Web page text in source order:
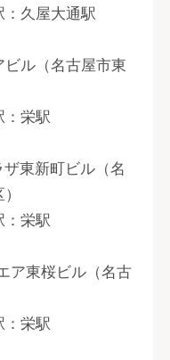
久屋大通駅
ビル（名古屋市東
栄駅
ザ東新町ビル（名
栄駅
ア東桜ビル（名古
栄駅